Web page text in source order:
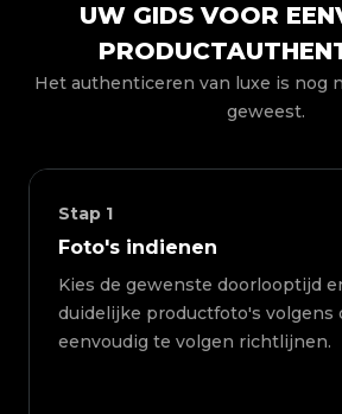
UW GIDS VOOR
Het authenticeren van luxe is nog
geweest.
Stap 1
Foto's indienen
Kies de gewenste doorlooptijd
duidelijke productfoto's volgens
eenvoudig te volgen richtlijnen.